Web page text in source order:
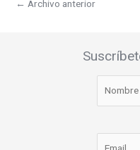
← Archivo anterior